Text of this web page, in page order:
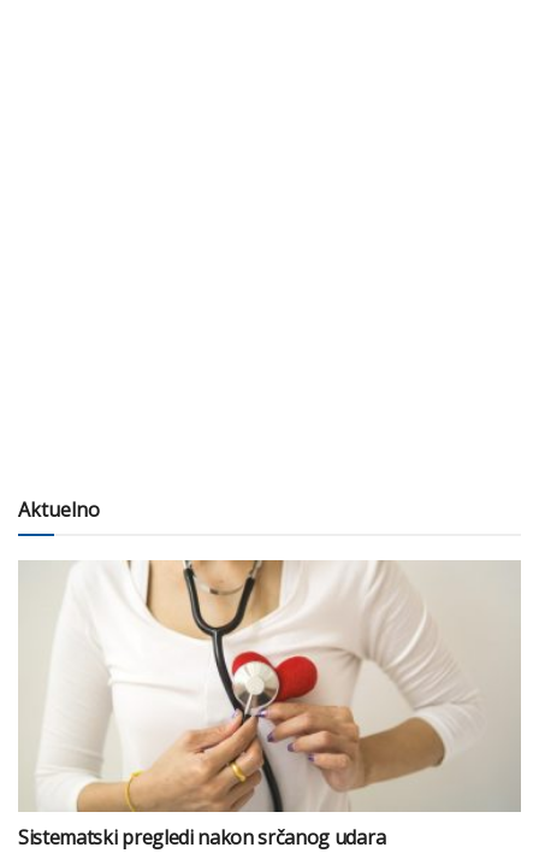
Aktuelno
Sistematski pregledi nakon srčanog udara